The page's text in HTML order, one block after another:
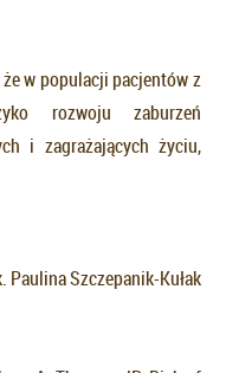
w populacji pacjentów z
rozwoju zaburzeń
i zagrażających życiu,
Paulina Szczepanik-Kułak